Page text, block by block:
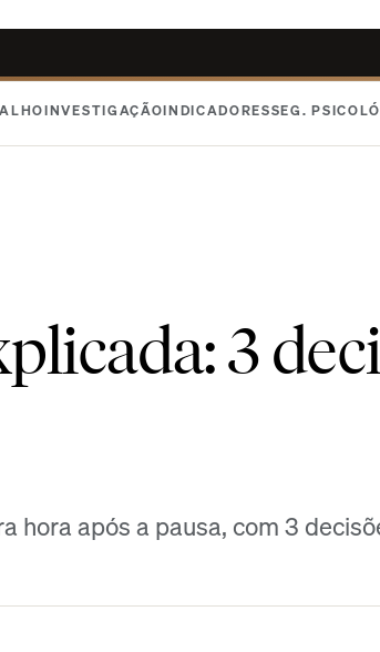
INVESTIGAÇÃOINDICADORESSEG.
3
após a pausa, com 3